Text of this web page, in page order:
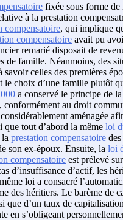
fixée sous forme de
à la prestation
compensatoire, qui implique
compensatoire avait pu
remarié disposait de
de famille. Néanmoins, des
celles des premières
choix d’une famille plutôt
a conservé le principe de
conformément au droit
aménagée
que tout d’abord la même loi
prestation compensatoire
son ex-époux. Ensuite, la loi
compensatoire est prélevé
d’insuffisance d’actif, les
loi a consacré
des héritiers. Le barème de
que d’un taux de
en s’obligeant